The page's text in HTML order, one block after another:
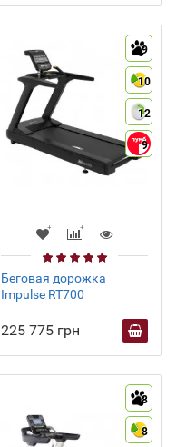
9
10
12
9
Беговая дорожка
Impulse RT700
225 775 грн
8
8